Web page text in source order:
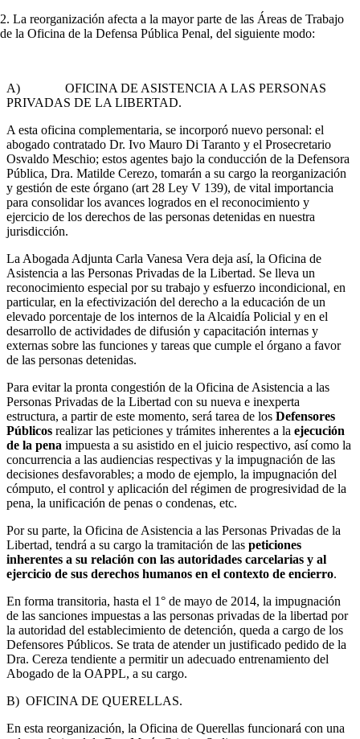
2. La reorganización afecta a la mayor parte de las Áreas de Trabajo
de la Oficina de la Defensa Pública Penal, del siguiente modo:
A) OFICINA DE ASISTENCIA A LAS PERSONAS
PRIVADAS DE LA LIBERTAD.
A esta oficina complementaria, se incorporó nuevo personal: el
abogado contratado Dr. Ivo Mauro Di Taranto y el Prosecretario
Osvaldo Meschio; estos agentes bajo la conducción de la Defensora
Pública, Dra. Matilde Cerezo, tomarán a su cargo la reorganización
y gestión de este órgano (art 28 Ley V 139), de vital importancia
para consolidar los avances logrados en el reconocimiento y
ejercicio de los derechos de las personas detenidas en nuestra
jurisdicción.
La Abogada Adjunta Carla Vanesa Vera deja así, la Oficina de
Asistencia a las Personas Privadas de la Libertad. Se lleva un
reconocimiento especial por su trabajo y esfuerzo incondicional, en
particular, en la efectivización del derecho a la educación de un
elevado porcentaje de los internos de la Alcaidía Policial y en el
desarrollo de actividades de difusión y capacitación internas y
externas sobre las funciones y tareas que cumple el órgano a favor
de las personas detenidas.
Para evitar la pronta congestión de la Oficina de Asistencia a las
Personas Privadas de la Libertad con su nueva e inexperta
estructura, a partir de este momento, será tarea de los Defensores
Públicos realizar las peticiones y trámites inherentes a la ejecución
de la pena impuesta a su asistido en el juicio respectivo, así como la
concurrencia a las audiencias respectivas y la impugnación de las
decisiones desfavorables; a modo de ejemplo, la impugnación del
cómputo, el control y aplicación del régimen de progresividad de la
pena, la unificación de penas o condenas, etc.
Por su parte, la Oficina de Asistencia a las Personas Privadas de la
Libertad, tendrá a su cargo la tramitación de las peticiones
inherentes a su relación con las autoridades carcelarias y al
ejercicio de sus derechos humanos en el contexto de encierro.
En forma transitoria, hasta el 1° de mayo de 2014, la impugnación
de las sanciones impuestas a las personas privadas de la libertad por
la autoridad del establecimiento de detención, queda a cargo de los
Defensores Públicos. Se trata de atender un justificado pedido de la
Dra. Cereza tendiente a permitir un adecuado entrenamiento del
Abogado de la OAPPL, a su cargo.
B) OFICINA DE QUERELLAS.
En esta reorganización, la Oficina de Querellas funcionará con una